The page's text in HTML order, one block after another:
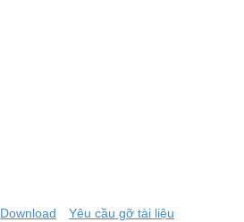
Download Yêu cầu gỡ tài liệu